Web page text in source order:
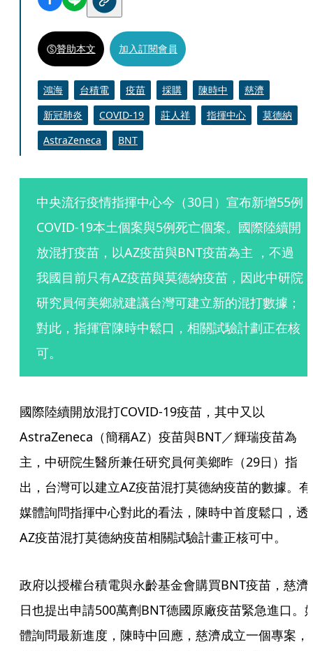
贊助本文 加入訂閱會員
鴻海 台積電 疫苗 採購 陳時中
慈濟
新冠肺炎
COVID-19 莊人祥 指揮中心
莫德納
AstraZeneca
BNT
中央流行疫情指揮中心今（30日）宣布新增55例
COVID-19本土個案與5例死亡個案。國際陸續開
放混打疫苗，以AZ疫苗與BNT疫苗為主 ，不過
我國目前只有AZ疫苗與莫德納疫苗，因此中研院
研究員何美鄉就建議台灣可建立新的混打數據；
對此，指揮官陳時中鬆口，相關試驗計劃正在核
可。
國際陸續開放混打COVID-19疫苗，其中又以
AstraZeneca（簡稱AZ）疫苗與BNT／輝瑞疫苗為
主，中研院生醫所兼任研究員何美鄉昨（29日）指
出，台灣可以建立AZ疫苗混打莫德納疫苗的數據。有
媒體詢問指揮中心對此的看法，陳時中首度鬆口，透
AZ疫苗混打莫德納疫苗相關試驗計畫正核可中。
政府以授權台積電與永齡基金會購買BNT疫苗，慈濟
日也提出申請500萬劑BNT德國原廠疫苗緊急進口。
體詢問最新進度，陳時中回應，慈濟成立一個專案，